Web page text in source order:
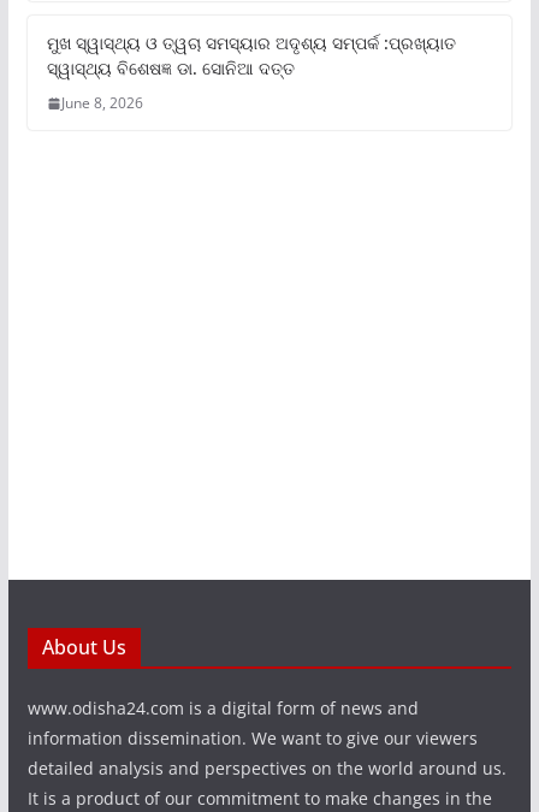
ମୁଖ ସ୍ୱାସ୍ଥ୍ୟ ଓ ତ୍ୱଚା ସମସ୍ୟାର ଅଦୃଶ୍ୟ ସମ୍ପର୍କ :ପ୍ରଖ୍ୟାତ
ସ୍ୱାସ୍ଥ୍ୟ ବିଶେଷଜ୍ଞ ଡା. ସୋନିଆ ଦତ୍ତ
June 8, 2026
About Us
www.odisha24.com is a digital form of news and
information dissemination. We want to give our viewers
detailed analysis and perspectives on the world around us.
It is a product of our commitment to make changes in the